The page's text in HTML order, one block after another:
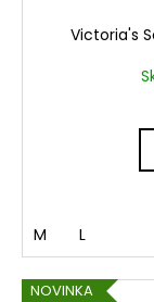
Victoria's
M L
NOVINKA